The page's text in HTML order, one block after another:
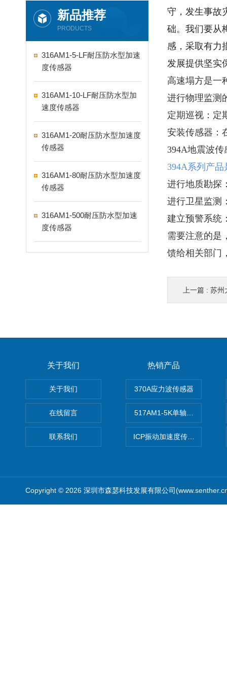
新品推荐
PRODUCTS
316AM1-5-LF耐压防水型加速
度传感器
316AM1-10-LF耐压防水型加
速度传感器
316AM1-20耐压防水型加速度
传感器
316AM1-80耐压防水型加速度
传感器
316AM1-500耐压防水型加速
度传感器
守，发生事故
础。我们要从
感，采取有力
发展提供坚实
高速塌方是一
进行物理监测
定期巡视：定
安装传感器：
394A地震波
394A系列产
进行地质勘探
进行卫星监测
建立预警系统
需要注意的是
馈给相关部门
上一篇 : 苏州大
关于我们
关于我们
在线留言
联系我们
热销产品
370A应力波传感器
517AM1-5K单轴冲击IEPE加
ICP振动加速度传感器
Copyright © 2026 深圳市森瑟科技发展有限公司